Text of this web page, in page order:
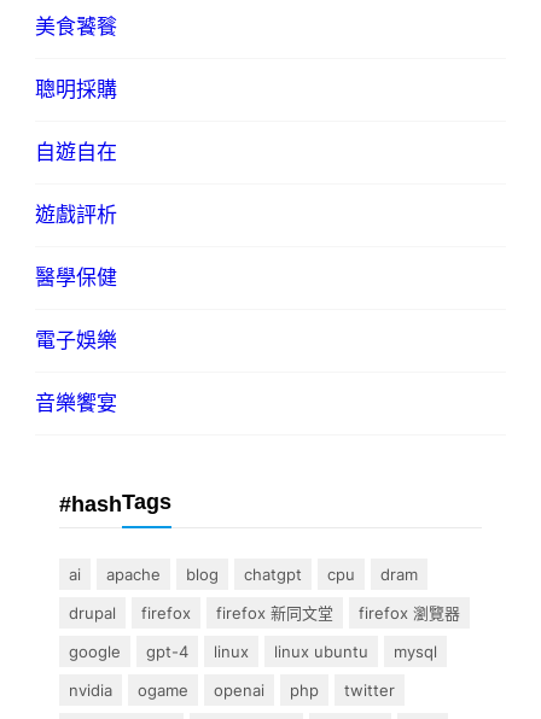
美食饕餮
聰明採購
自遊自在
遊戲評析
醫學保健
電子娛樂
音樂饗宴
#hashTags
ai apache blog chatgpt cpu
dram
drupal
firefox firefox 新同文堂
firefox 瀏覽器
google
gpt-4 linux linux ubuntu
mysql
nvidia
ogame openai php
twitter